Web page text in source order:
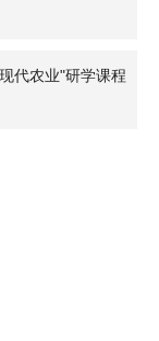
代农业"研学课程